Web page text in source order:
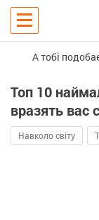
А тобі
Топ 10
вразять вас
Навколо світу